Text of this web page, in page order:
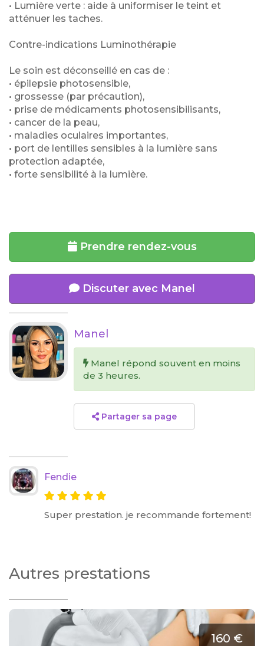
• Lumière verte : aide à uniformiser le teint et
atténuer les taches.
Contre-indications Luminothérapie
Le soin est déconseillé en cas de :
• épilepsie photosensible,
• grossesse (par précaution),
• prise de médicaments photosensibilisants,
• cancer de la peau,
• maladies oculaires importantes,
• port de lentilles sensibles à la lumière sans
protection adaptée,
• forte sensibilité à la lumière.
Prendre rendez-vous
Discuter avec Manel
Manel
Manel répond souvent en moins
de 3 heures.
Partager sa page
Fendie
Super prestation. je recommande fortement!
Autres prestations
160 €